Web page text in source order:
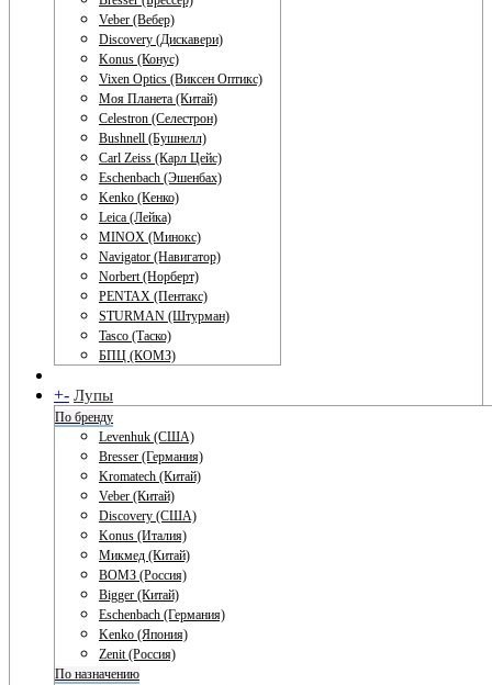
Veber (Вебер)
Discovery (Дискавери)
Konus (Конус)
Vixen Optics (Виксен Оптикс)
Моя Планета (Китай)
Celestron (Селестрон)
Bushnell (Бушнелл)
Carl Zeiss (Карл Цейс)
Eschenbach (Эшенбах)
Kenko (Кенко)
Leica (Лейка)
MINOX (Минокс)
Navigator (Навигатор)
Norbert (Норберт)
PENTAX (Пентакс)
STURMAN (Штурман)
Tasco (Таско)
БПЦ (КОМЗ)
+- Лупы
По бренду
Levenhuk (США)
Bresser (Германия)
Kromatech (Китай)
Veber (Китай)
Discovery (США)
Konus (Италия)
Микмед (Китай)
ВОМЗ (Россия)
Bigger (Китай)
Eschenbach (Германия)
Kenko (Япония)
Zenit (Россия)
По назначению